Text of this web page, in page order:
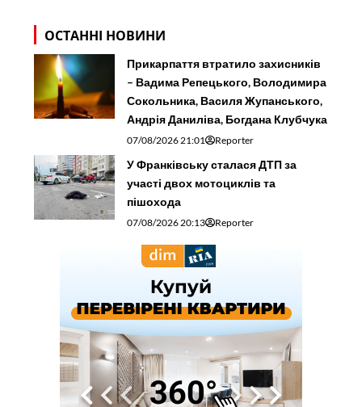
ОСТАННІ НОВИНИ
Прикарпаття втратило захисників
– Вадима Репецького, Володимира
Сокольника, Василя Жупанського,
Андрія Даниліва, Богдана Клубчука
07/08/2026 21:01 Reporter
У Франківську сталася ДТП за
участі двох мотоциклів та
пішохода
07/08/2026 20:13 Reporter